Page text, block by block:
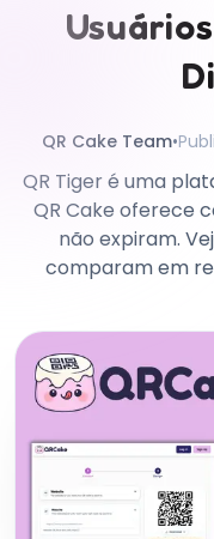
API
QR Cake Team•
QR Tiger é uma
QR Cake oferece
não expiram.
comparam em